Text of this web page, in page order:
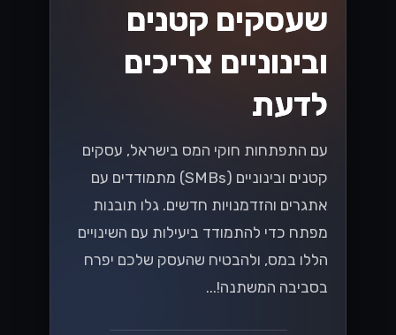
שעסקים קטנים
ובינוניים צריכים
לדעת
עם התפתחות חוקי המס בישראל, עסקים
קטנים ובינוניים (SMBs) מתמודדים עם
אתגרים והזדמנויות חדשים. גלו תובנות
מפתח כדי להתמודד ביעילות עם השינויים
הללו במס, ולהבטיח שהעסק שלכם יפרח
בסביבה המשתנה!...